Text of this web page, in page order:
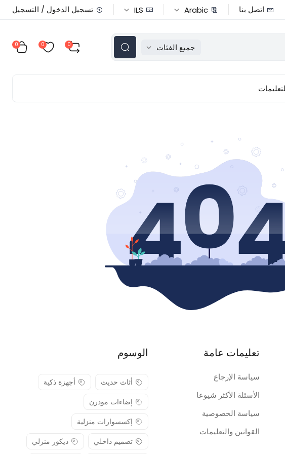
اتصل بنا Arabic
ILS تسجيل الدخول / التسجيل
جميع الفئات 0
0
0
تعليمات عامة
سياسة الإرجاع
الأسئلة الأكثر شيوعا
سياسة الخصوصية
القوانين والتعليمات
الوسوم
أثاث حديث
أجهزة ذكية
إضاءات مودرن
إكسسوارات منزلية
تصميم داخلي
ديكور منزلي